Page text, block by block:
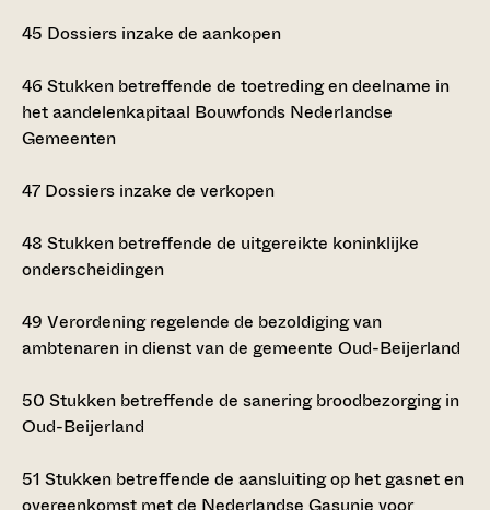
45 Dossiers inzake de aankopen
46 Stukken betreffende de toetreding en deelname in
het aandelenkapitaal Bouwfonds Nederlandse
Gemeenten
47 Dossiers inzake de verkopen
48 Stukken betreffende de uitgereikte koninklijke
onderscheidingen
49 Verordening regelende de bezoldiging van
ambtenaren in dienst van de gemeente Oud-Beijerland
50 Stukken betreffende de sanering broodbezorging in
Oud-Beijerland
51 Stukken betreffende de aansluiting op het gasnet en